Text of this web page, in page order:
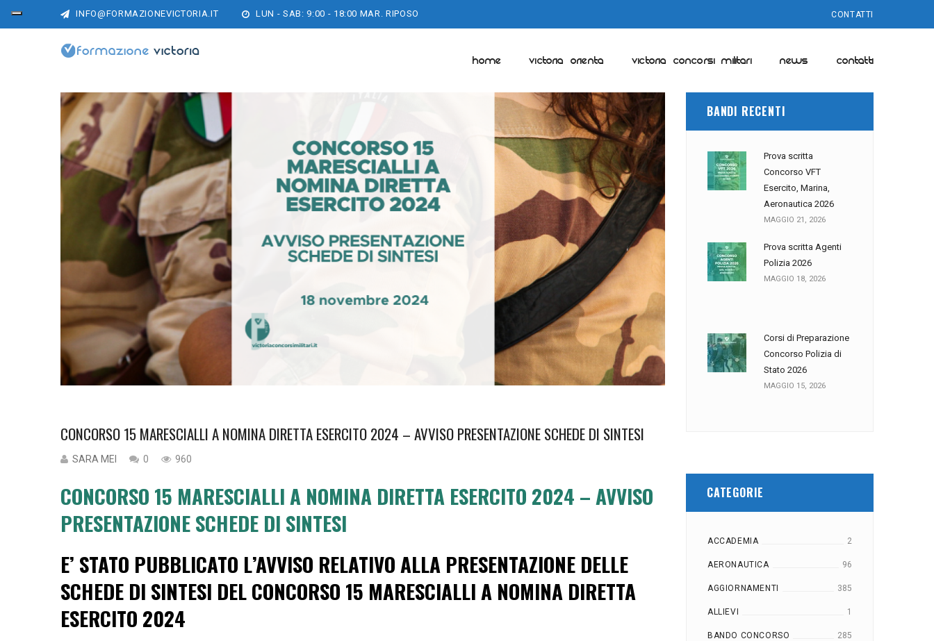
INFO@FORMAZIONEVICTORIA.IT LUN - SAB: 9:00 - 18:00 MAR. RIPOSO CONTATTI
HOME VICTORIA ORIENTA VICTORIA CONCORSI MILITARI NEWS CONTATTI
CONCORSO 15 MARESCIALLI A NOMINA DIRETTA ESERCITO 2024 – AVVISO PRESENTAZIONE SCHEDE DI SINTESI
SARA MEI 0 960
CONCORSO 15 MARESCIALLI A NOMINA DIRETTA ESERCITO 2024 – AVVISO
PRESENTAZIONE SCHEDE DI SINTESI
E’ STATO PUBBLICATO L’AVVISO RELATIVO ALLA PRESENTAZIONE DELLE
SCHEDE DI SINTESI DEL CONCORSO 15 MARESCIALLI A NOMINA DIRETTA
ESERCITO 2024
BANDI RECENTI
Prova scritta
Concorso VFT
Esercito, Marina,
Aeronautica 2026
MAGGIO 21, 2026
Prova scritta Agenti
Polizia 2026
MAGGIO 18, 2026
Corsi di Preparazione
Concorso Polizia di
Stato 2026
MAGGIO 15, 2026
CATEGORIE
ACCADEMIA 2
AERONAUTICA 96
AGGIORNAMENTI 385
ALLIEVI 1
BANDO CONCORSO 285